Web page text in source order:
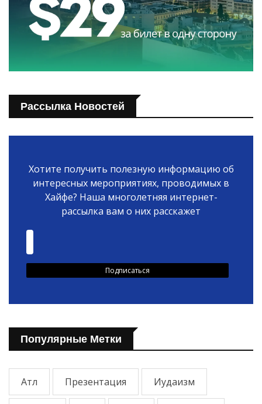
Рассылка Новостей
Хотите получить полезную информацию об
интересных мероприятиях, проводимых в
Хайфе? Наша многолетняя интернет-
рассылка вам о них расскажет
Популярные Метки
Атл Презентация Иудаизм